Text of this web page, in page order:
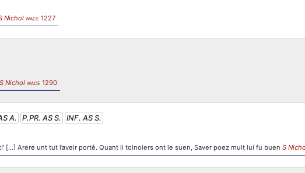
Nichol WACE 1227
S Nichol WACE 1290
A. P.PR. AS S.
INF. AS S.
[...] Arere unt tut l’aveir porté. Quant li tolnoiers ont le suen, Saver poez mult lui fu buen S